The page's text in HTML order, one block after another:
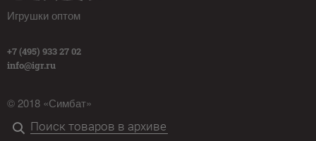
Игрушки оптом
+7 (495) 933 27 02
info@igr.ru
© 2018 «Симбат»